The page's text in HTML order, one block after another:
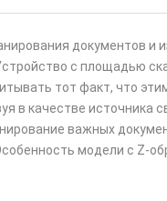
документов и
с площадью
тот факт, что
в качестве источника
важных
модели с Z-